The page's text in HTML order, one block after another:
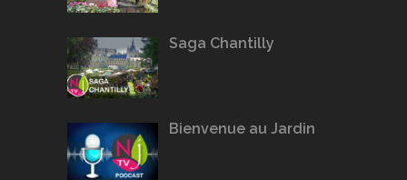
Saga Chantilly
Bienvenue au Jardin